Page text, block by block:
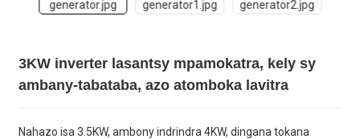
3KW inverter lasantsy mpamokatra, kely sy
ambany-tabataba, azo atomboka lavitra
Nahazo isa 3.5KW, ambony indrindra 4KW, dingana tokana